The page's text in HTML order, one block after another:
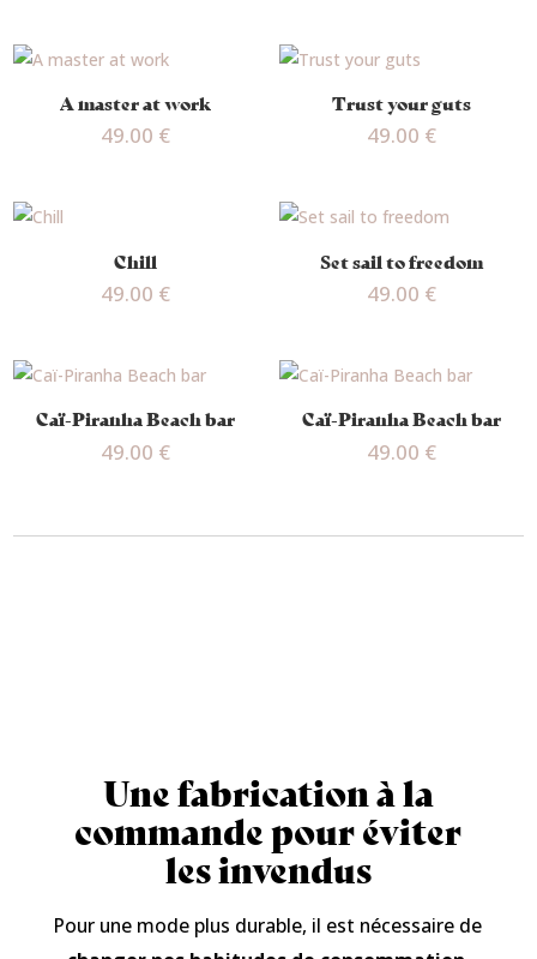
A master at work
49.00 €
Trust your guts
49.00 €
Chill
49.00 €
Set sail to freedom
49.00 €
Caï-Piranha Beach bar
49.00 €
Caï-Piranha Beach bar
49.00 €
Une fabrication à la
commande pour éviter
les invendus
Pour une mode plus durable, il est nécessaire de